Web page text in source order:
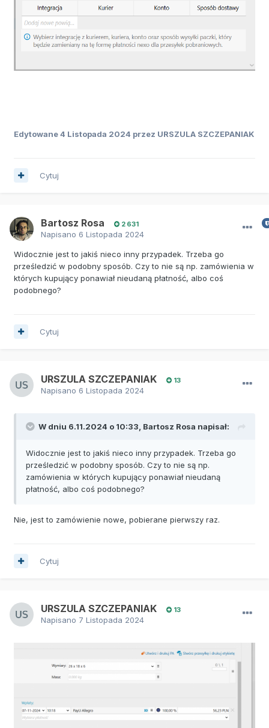
Edytowane4 Listopada 2024 przez URSZULA SZCZEPANIAK
Cytuj
Bartosz Rosa 2 631
Napisano 6 Listopada 2024
Widocznie jest to jakiś nieco inny przypadek. Trzeba go
prześledzić w podobny sposób. Czy to nie są np. zamówienia w
których kupujący ponawiał nieudaną płatność, albo coś
podobnego?
Cytuj
URSZULA SZCZEPANIAK 13
Napisano 6 Listopada 2024
W dniu 6.11.2024 o 10:33, Bartosz Rosa napisał:
Widocznie jest to jakiś nieco inny przypadek. Trzeba go
prześledzić w podobny sposób. Czy to nie są np.
zamówienia w których kupujący ponawiał nieudaną
płatność, albo coś podobnego?
Nie, jest to zamówienie nowe, pobierane pierwszy raz.
Cytuj
URSZULA SZCZEPANIAK 13
Napisano 7 Listopada 2024